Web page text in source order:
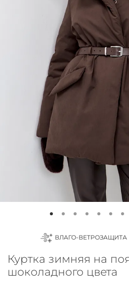
Куртка зимняя на
шоколадного цвета
ВЛАГО-ВЕТРОЗАЩИТА